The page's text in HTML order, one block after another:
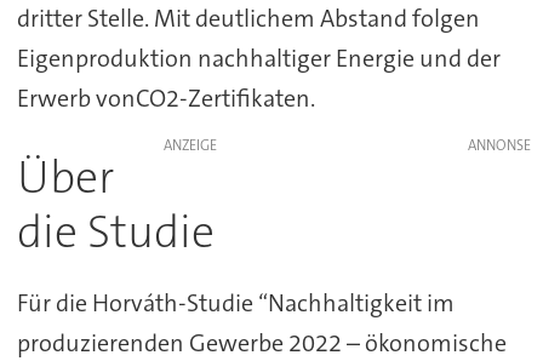
dritter Stelle. Mit deutlichem Abstand folgen
Eigenproduktion nachhaltiger Energie und der
Erwerb vonCO2-Zertifikaten.
ANZEIGE
Über
die Studie
Für die Horváth-Studie “Nachhaltigkeit im
produzierenden Gewerbe 2022 – ökonomische